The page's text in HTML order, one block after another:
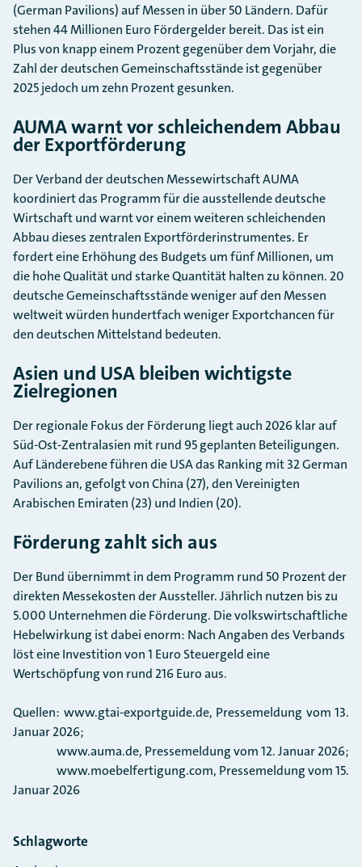
(German Pavilions) auf Messen in über 50 Ländern. Dafür
stehen 44 Millionen Euro Fördergelder bereit. Das ist ein
Plus von knapp einem Prozent gegenüber dem Vorjahr, die
Zahl der deutschen Gemeinschaftsstände ist gegenüber
2025 jedoch um zehn Prozent gesunken.
AUMA warnt vor schleichendem Abbau
der Exportförderung
Der Verband der deutschen Messewirtschaft AUMA
koordiniert das Programm für die ausstellende deutsche
Wirtschaft und warnt vor einem weiteren schleichenden
Abbau dieses zentralen Exportförderinstrumentes. Er
fordert eine Erhöhung des Budgets um fünf Millionen, um
die hohe Qualität und starke Quantität halten zu können. 20
deutsche Gemeinschaftsstände weniger auf den Messen
weltweit würden hundertfach weniger Exportchancen für
den deutschen Mittelstand bedeuten.
Asien und USA bleiben wichtigste
Zielregionen
Der regionale Fokus der Förderung liegt auch 2026 klar auf
Süd-Ost-Zentralasien mit rund 95 geplanten Beteiligungen.
Auf Länderebene führen die USA das Ranking mit 32 German
Pavilions an, gefolgt von China (27), den Vereinigten
Arabischen Emiraten (23) und Indien (20).
​Förderung zahlt sich aus
Der Bund übernimmt in dem Programm rund 50 Prozent der
direkten Messekosten der Aussteller. Jährlich nutzen bis zu
5.000 Unternehmen die Förderung. Die volkswirtschaftliche
Hebelwirkung ist dabei enorm: Nach Angaben des Verbands
löst eine Investition von 1 Euro Steuergeld eine
Wertschöpfung von rund 216 Euro aus.
Quellen: www.gtai-exportguide.de, Pressemeldung vom 13.
Januar 2026;
www.auma.de, Pressemeldung vom 12. Januar 2026;
www.moebelfertigung.com, Pressemeldung vom 15.
Januar 2026
Schlagworte